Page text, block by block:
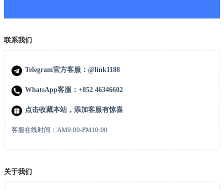
联系我们
Telegram官方客服：@link1188
WhatsApp客服：+852 46346602
点击收藏本站，添加客服有惊喜
客服在线时间：AM9:00-PM10:00
关于我们